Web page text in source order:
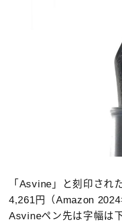
「Asvine」と刻印され
4,261円（Amazon
Asvineペン先は字幅は